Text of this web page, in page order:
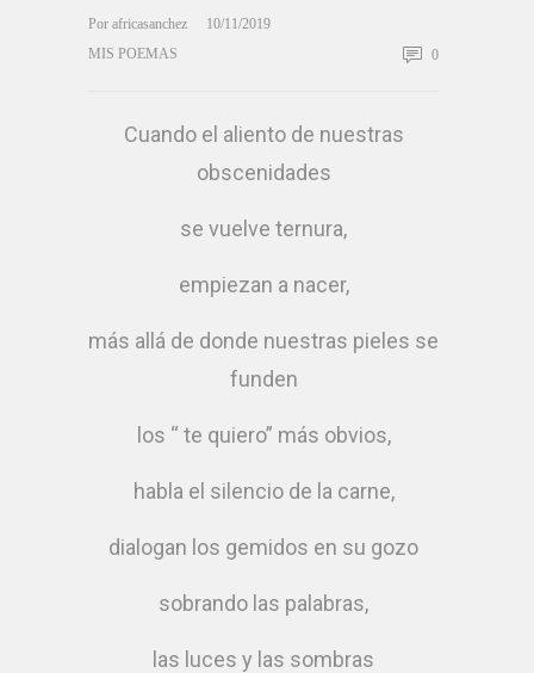
Por africasanchez
10/11/2019
MIS POEMAS
0
Cuando el aliento de nuestras
obscenidades
se vuelve ternura,
empiezan a nacer,
más allá de donde nuestras pieles se
funden
los “ te quiero” más obvios,
habla el silencio de la carne,
dialogan los gemidos en su gozo
sobrando las palabras,
las luces y las sombras